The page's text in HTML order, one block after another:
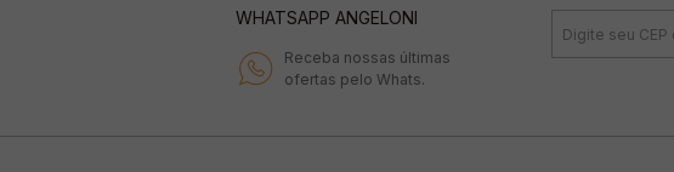
WHATSAPP ANGELONI
Receba nossas últimas
ofertas pelo Whats.